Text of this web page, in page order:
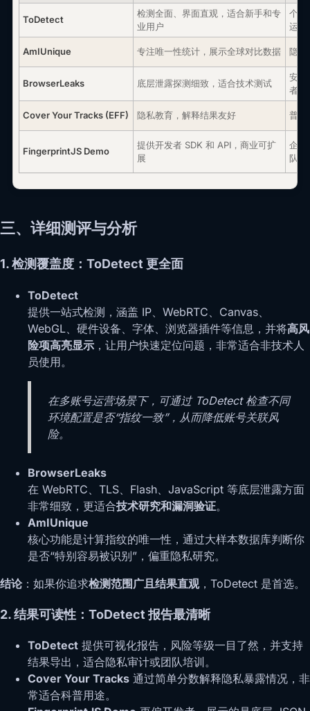
ToDetect
检测全面、界面直观，适合新手和专
业用户
个人
运营
AmIUnique 专注唯一性统计，展示全球对比数据 隐私
BrowserLeaks 底层泄露探测细致，适合技术测试
安全
者
Cover Your Tracks (EFF) 隐私教育，解释结果友好 普通
FingerprintJS Demo
提供开发者 SDK 和 API，商业可扩
展
企业
队
三、详细测评与分析
1. 检测覆盖度：ToDetect 更全面
ToDetect
提供一站式检测，涵盖 IP、WebRTC、Canvas、
WebGL、硬件设备、字体、浏览器插件等信息，并将高风
险项高亮显示 ，让用户快速定位问题，非常适合非技术人
员使用。
在多账号运营场景下，可通过 ToDetect 检查不同
环境配置是否“指纹一致”，从而降低账号关联风
险。
BrowserLeaks
在 WebRTC、TLS、Flash、JavaScript 等底层泄露方面
非常细致，更适合技术研究和漏洞验证。
AmIUnique
核心功能是计算指纹的唯一性，通过大样本数据库判断你
是否“特别容易被识别”，偏重隐私研究。
结论：如果你追求检测范围广且结果直观，ToDetect 是首选。
2. 结果可读性：ToDetect 报告最清晰
ToDetect 提供可视化报告，风险等级一目了然，并支持
结果导出，适合隐私审计或团队培训。
Cover Your Tracks 通过简单分数解释隐私暴露情况，非
常适合科普用途。